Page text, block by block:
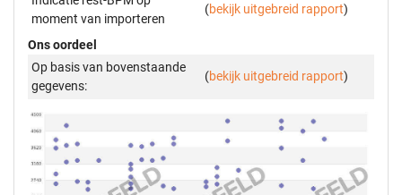
moment van importeren
(bekijk uitgebreid rapport)
Ons oordeel
Op basis van bovenstaande
gegevens:
(bekijk uitgebreid rapport)